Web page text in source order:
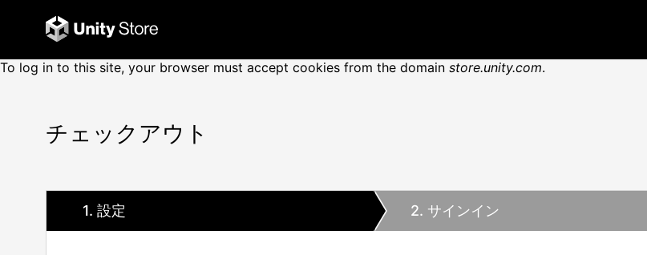
Error
message
To log in to this site, your browser must accept cookies from the domain store.unity.com.
チェックアウト
1. 設定 2. サインイン